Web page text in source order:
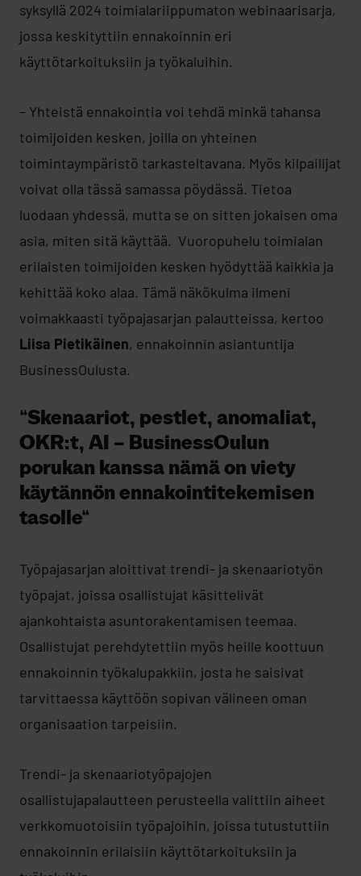
syksyllä 2024 toimialariippumaton webinaarisarja,
jossa keskityttiin ennakoinnin eri
käyttötarkoituksiin ja työkaluihin.
– Yhteistä ennakointia voi tehdä minkä tahansa
toimijoiden kesken, joilla on yhteinen
toimintaympäristö tarkasteltavana. Myös kilpailijat
voivat olla tässä samassa pöydässä. Tietoa
luodaan yhdessä, mutta se on sitten jokaisen oma
asia, miten sitä käyttää. Vuoropuhelu toimialan
erilaisten toimijoiden kesken hyödyttää kaikkia ja
kehittää koko alaa. Tämä näkökulma ilmeni
voimakkaasti työpajasarjan palautteissa, kertoo
Liisa Pietikäinen, ennakoinnin asiantuntija
BusinessOulusta.
”Skenaariot, pestlet, anomaliat,
OKR:t, AI – BusinessOulun
porukan kanssa nämä on viety
käytännön ennakointitekemisen
tasolle”
Työpajasarjan aloittivat trendi- ja skenaariotyön
työpajat, joissa osallistujat käsittelivät
ajankohtaista asuntorakentamisen teemaa.
Osallistujat perehdytettiin myös heille koottuun
ennakoinnin työkalupakkiin, josta he saisivat
tarvittaessa käyttöön sopivan välineen oman
organisaation tarpeisiin.
Trendi- ja skenaariotyöpajojen
osallistujapalautteen perusteella valittiin aiheet
verkkomuotoisiin työpajoihin, joissa tutustuttiin
ennakoinnin erilaisiin käyttötarkoituksiin ja